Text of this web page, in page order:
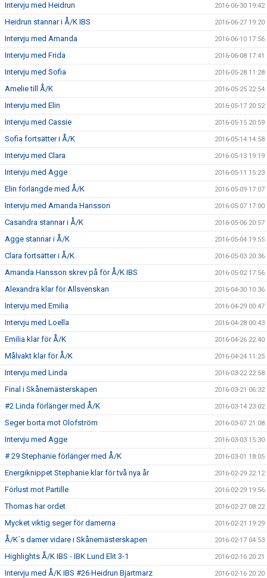
Intervju med Heidrun 2016-06-30 19:42
Heidrun stannar i Å/K IBS 2016-06-27 19:20
Intervju med Amanda 2016-06-10 17:56
Intervju med Frida 2016-06-08 17:41
Intervju med Sofia 2016-05-28 11:28
Amelie till Å/K 2016-05-25 22:54
Intervju med Elin 2016-05-17 20:52
Intervju med Cassie 2016-05-15 20:59
Sofia fortsätter i Å/K 2016-05-14 14:58
Intervju med Clara 2016-05-13 19:19
Intervju med Agge 2016-05-11 15:23
Elin förlängde med Å/K 2016-05-09 17:07
Intervju med Amanda Hansson 2016-05-07 17:00
Casandra stannar i Å/K 2016-05-06 20:57
Agge stannar i Å/K 2016-05-04 19:55
Clara fortsätter i Å/K 2016-05-03 20:36
Amanda Hansson skrev på för Å/K IBS 2016-05-02 17:56
Alexandra klar för Allsvenskan 2016-04-30 10:36
Intervju med Emilia 2016-04-29 00:47
Intervju med Loella 2016-04-28 00:43
Emilia klar för Å/K 2016-04-26 22:40
Målvakt klar för Å/K 2016-04-24 11:25
Intervju med Linda 2016-03-22 22:58
Final i Skånemästerskapen 2016-03-21 06:32
#2 Linda förlänger med Å/K 2016-03-14 23:02
Seger borta mot Olofström 2016-03-07 21:08
Intervju med Agge 2016-03-03 15:30
# 29 Stephanie förlänger med Å/K 2016-03-01 18:05
Energiknippet Stephanie klar för två nya år 2016-02-29 22:12
Förlust mot Partille 2016-02-29 19:56
Thomas har ordet 2016-02-27 08:22
Mycket viktig seger för damerna 2016-02-21 19:29
Å/K´s damer vidare i Skånemästerskapen 2016-02-17 04:53
Highlights Å/K IBS - IBK Lund Elit 3-1 2016-02-16 20:21
Intervju med Å/K IBS #26 Heidrun Bjartmarz 2016-02-16 20:20